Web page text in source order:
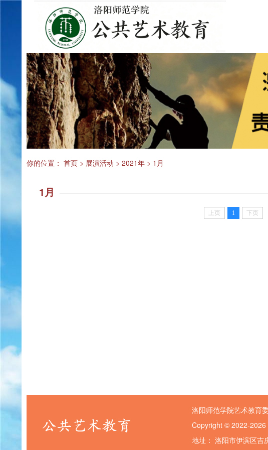
你的位置： 首页 > 展演活动 > 2021年 > 1月
1月
上页 1 下页
洛阳师范学院艺术教育
Copyright © 2022-2026
地址： 洛阳市伊滨区